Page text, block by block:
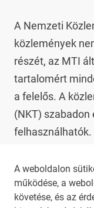
A weboldalon
működése, a
követése, és az
A Nemzeti
közlemények
részét, az MTI
tartalomért
a felelős. A
(NKT) szabadon
felhasználhatók.
Az NKT
információt az
levelező címen